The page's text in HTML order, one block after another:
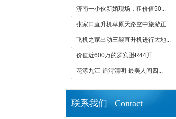
济南一小伙新婚现场，租价值50...
张家口直升机草原天路空中旅游正...
飞机之家出动三架直升机进行大地...
价值近600万的罗宾逊R44开...
花漾九江-追浔清明-最美人间四...
联系我们 Contact